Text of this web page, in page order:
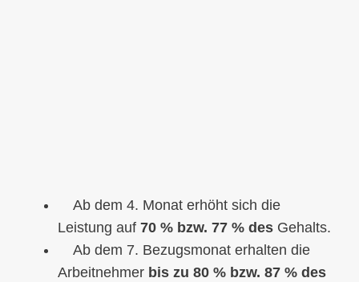
Ab dem 4. Monat erhöht sich die
Leistung auf 70 % bzw. 77 % des Gehalts.
Ab dem 7. Bezugsmonat erhalten die
Arbeitnehmer bis zu 80 % bzw. 87 % des